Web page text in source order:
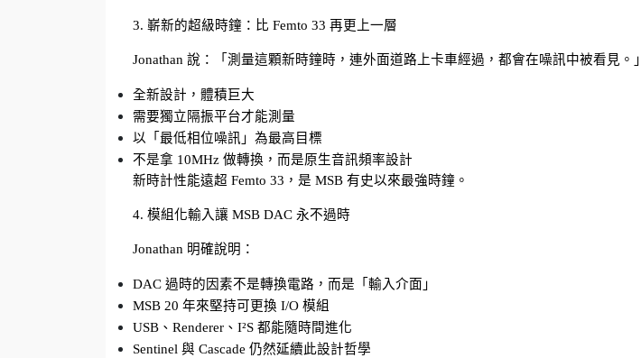
3. 嶄新的超級時鐘：比 Femto 33 再更上一層
Jonathan 說： 「測量這顆新時鐘時，連外面道路上卡車經過，都會在噪訊中被看見。」
全新設計，體積巨大
需要獨立隔振平台才能測量
以「最低相位噪訊」為最高目標
不是拿 10MHz 做轉換，而是原生音訊頻率設計
新時計性能遠超 Femto 33，是 MSB 有史以來最強時鐘。
4. 模組化輸入讓 MSB DAC 永不過時
Jonathan 明確說明：
DAC 過時的因素不是轉換電路，而是「輸入介面」
MSB 20 年來堅持可更換 I/O 模組
USB、Renderer、I²S 都能隨時間進化
Sentinel 與 Cascade 仍然延續此設計哲學